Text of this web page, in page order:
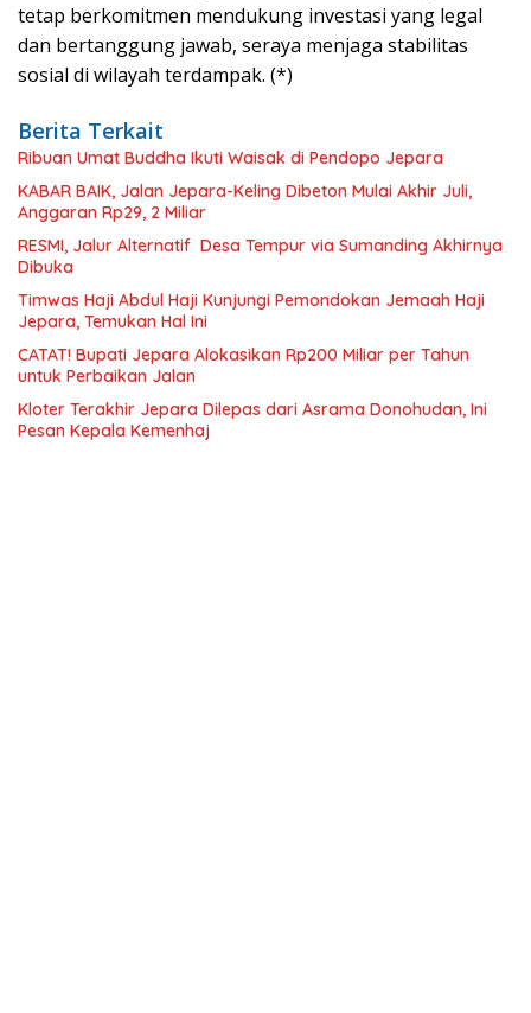
tetap berkomitmen mendukung investasi yang legal
dan bertanggung jawab, seraya menjaga stabilitas
sosial di wilayah terdampak. (*)
Berita Terkait
Ribuan Umat Buddha Ikuti Waisak di Pendopo Jepara
KABAR BAIK, Jalan Jepara-Keling Dibeton Mulai Akhir Juli,
Anggaran Rp29, 2 Miliar
RESMI, Jalur Alternatif Desa Tempur via Sumanding Akhirnya
Dibuka
Timwas Haji Abdul Haji Kunjungi Pemondokan Jemaah Haji
Jepara, Temukan Hal Ini
CATAT! Bupati Jepara Alokasikan Rp200 Miliar per Tahun
untuk Perbaikan Jalan
Kloter Terakhir Jepara Dilepas dari Asrama Donohudan, Ini
Pesan Kepala Kemenhaj